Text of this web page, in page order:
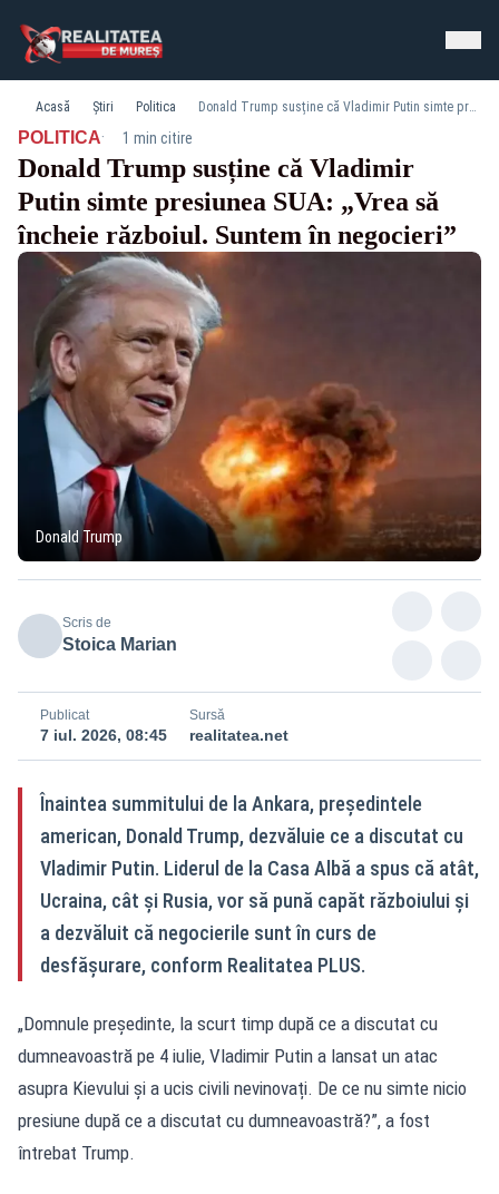
Acasă Știri Politica Donald Trump susține că Vladimir Putin simte presiunea SUA: „Vrea să încheie războiul. Suntem în negocieri”
POLITICA· 1 min citire
Donald Trump susține că Vladimir
Putin simte presiunea SUA: „Vrea să
încheie războiul. Suntem în negocieri”
Donald Trump
Scris de
Stoica Marian
Publicat
7 iul. 2026, 08:45
Sursă
realitatea.net
Înaintea summitului de la Ankara, președintele
american, Donald Trump, dezvăluie ce a discutat cu
Vladimir Putin. Liderul de la Casa Albă a spus că atât,
Ucraina, cât și Rusia, vor să pună capăt războiului și
a dezvăluit că negocierile sunt în curs de
desfășurare, conform Realitatea PLUS.
„Domnule președinte, la scurt timp după ce a discutat cu
dumneavoastră pe 4 iulie, Vladimir Putin a lansat un atac
asupra Kievului și a ucis civili nevinovați. De ce nu simte nicio
presiune după ce a discutat cu dumneavoastră?”, a fost
întrebat Trump.